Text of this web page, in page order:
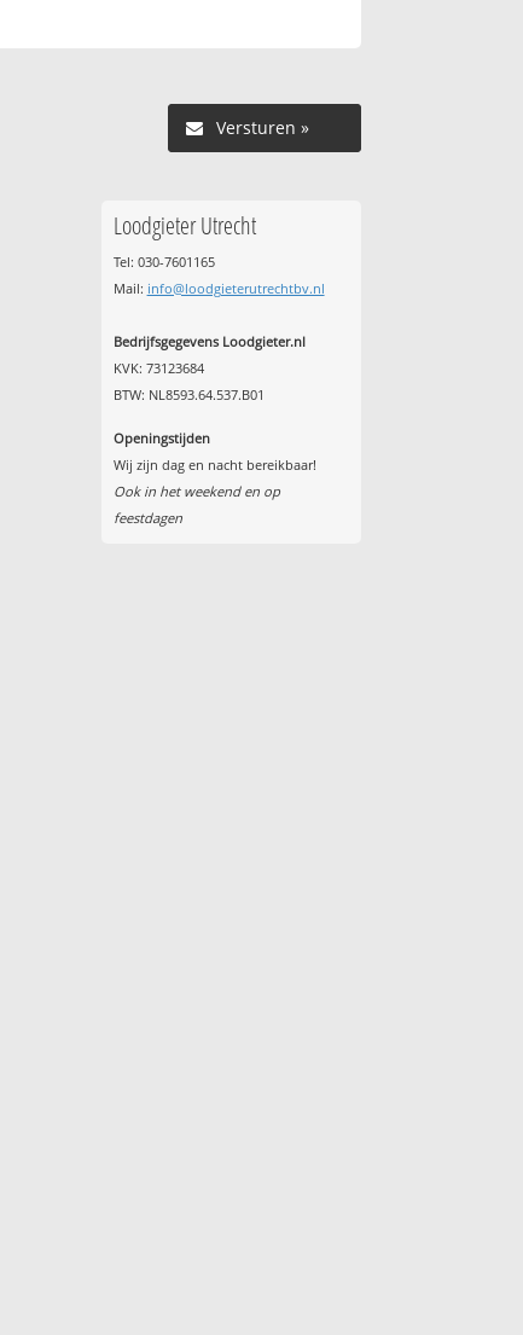
Versturen »
Loodgieter Utrecht
Tel: 030-7601165
Mail: info@loodgieterutrechtbv.nl
Bedrijfsgegevens Loodgieter.nl
KVK: 73123684
BTW: NL8593.64.537.B01
Openingstijden
Wij zijn dag en nacht bereikbaar!
Ook in het weekend en op
feestdagen